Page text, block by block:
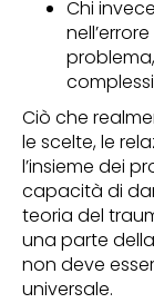
Chi
Ciò che
le scelte, le
l’insieme dei
capacità di
teoria del
una parte
non deve
universale.